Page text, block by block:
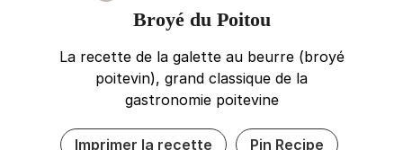
Broyé du Poitou
La recette de la galette au beurre (broyé
poitevin), grand classique de la
gastronomie poitevine
Imprimer la recette Pin Recipe